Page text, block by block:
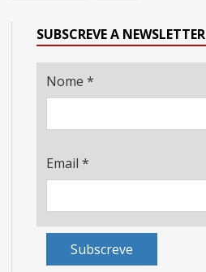
SUBSCREVE A
Nome *
Email *
Subscreve